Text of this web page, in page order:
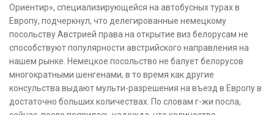
Ориентир», специализирующейся на автобусных турах в
Европу, подчеркнул, что делегированные немецкому
посольству Австрией права на открытие виз белорусам не
способствуют популярности австрийского направления на
нашем рынке. Немецкое посольство не балует белорусов
многократными шенгенами, в то время как другие
консульства выдают мульти-разрешения на въезд в Европу в
достаточно больших количествах. По словам г-жи посла,